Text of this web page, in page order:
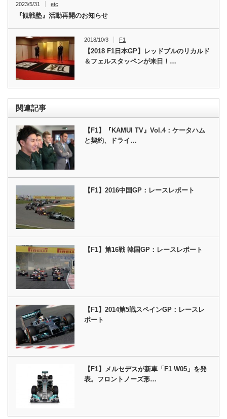
2023/5/31 etc
『観戦塾』活動再開のお知らせ
2018/10/3 F1
【2018 F1日本GP】レッドブルのリカルド
＆フェルスタッペンが来日！…
関連記事
【F1】『KAMUI TV』Vol.4：ケータハム
と契約、ドライ…
【F1】2016中国GP：レースレポート
【F1】第16戦 韓国GP：レースレポート
【F1】2014第5戦スペインGP：レースレ
ポート
【F1】メルセデスが新車「F1 W05」を発
表。フロントノーズ形…